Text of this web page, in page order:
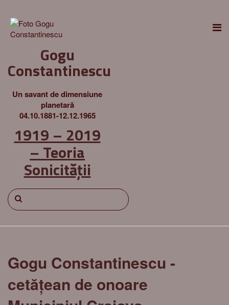
Gogu
Constantinescu
Un savant de dimensiune
planetară
04.10.1881-12.12.1965
1919 – 2019
– Teoria
Sonicității
Gogu Constantinescu -
cetățean de onoare